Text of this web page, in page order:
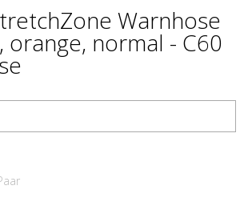
Warnhose
orange, normal - C60